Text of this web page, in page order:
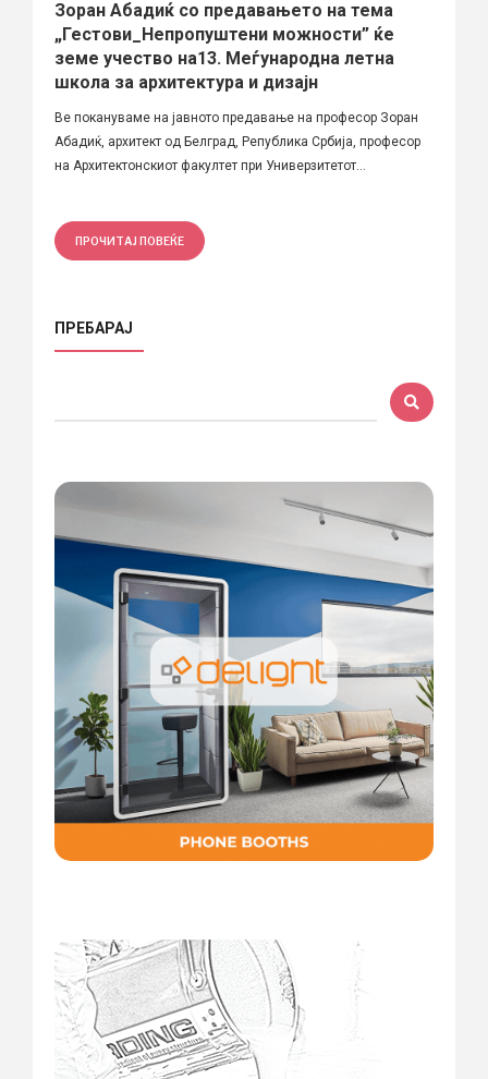
Зоран Абадиќ со предавањето на тема
„Гестови_Непропуштени можности” ќе
земе учество на13. Меѓународна летна
школа за архитектура и дизајн
Ве покануваме на jавното предавање на професор Зоран
Абадиќ, архитект од Белград, Република Србија, професор
на Архитектонскиот факултет при Универзитетот...
ПРОЧИТАЈ ПОВЕЌЕ
ПРЕБАРАЈ